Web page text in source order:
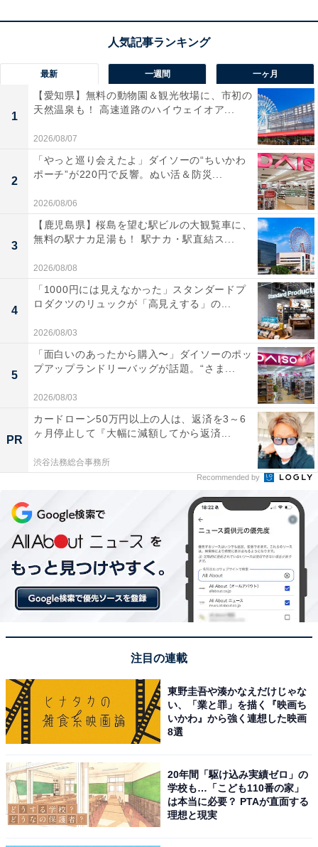
最新 一週間 一ヶ月
1
【愛知県】無料の動物園＆観光牧場に、市初の
天然温泉も！ 高速道路のハイウェイオア...
2026/08/07
2
「やっと巡り会えたよ」ダイソーの“ちいかわ
ポーチ”が220円で反響。ぬい活＆防災...
2026/08/06
3
【鹿児島県】桜島を望む駅ビルの大観覧車に、
無料の駅ナカ足湯も！ 駅ナカ・駅直結ス...
2026/08/08
4
「1000円には見えなかった」スタンダードプ
ロダクツのリュックが「高見えする」の...
2026/08/03
5
「面白いのあったから購入〜」ダイソーのポッ
プアップランドリーバッグが話題。“さま...
2026/08/03
PR
カードローン50万円以上の人は、返済を3～6
ヶ月停止して『大幅に減額してから返済...
渋谷法務総合事務所
Recommended by
注目の連載
東野圭吾や湊かなえだけじゃな
い、「業と罪」を描く『映画ち
いかわ』から強く連想した映画
8選
20年間「駆け込み実績ゼロ」の
学校も…「こども110番の家」
は本当に必要？ PTAが直面する
理想と現実